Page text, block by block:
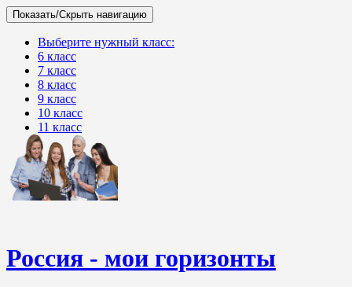
Показать/Скрыть навигацию
Выберите нужный класс:
6 класс
7 класс
8 класс
9 класс
10 класс
11 класс
Россия - мои горизонты